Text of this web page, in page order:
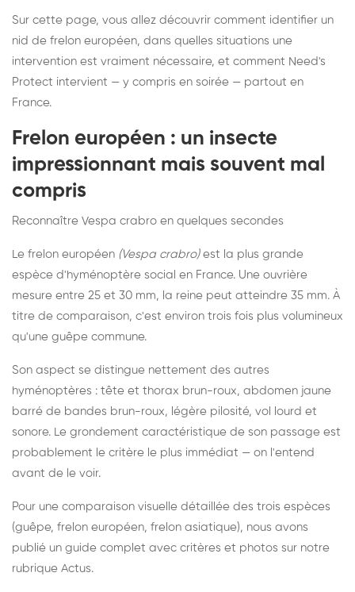
Sur cette page, vous allez découvrir comment identifier un
nid de frelon européen, dans quelles situations une
intervention est vraiment nécessaire, et comment Need's
Protect intervient — y compris en soirée — partout en
France.
Frelon européen : un insecte
impressionnant mais souvent mal
compris
Reconnaître Vespa crabro en quelques secondes
Le frelon européen (Vespa crabro)est la plus grande
espèce d'hyménoptère social en France. Une ouvrière
mesure entre 25 et 30 mm, la reine peut atteindre 35 mm. À
titre de comparaison, c'est environ trois fois plus volumineux
qu'une guêpe commune.
Son aspect se distingue nettement des autres
hyménoptères : tête et thorax brun-roux, abdomen jaune
barré de bandes brun-roux, légère pilosité, vol lourd et
sonore. Le grondement caractéristique de son passage est
probablement le critère le plus immédiat — on l'entend
avant de le voir.
Pour une comparaison visuelle détaillée des trois espèces
(guêpe, frelon européen, frelon asiatique), nous avons
publié un guide complet avec critères et photos sur notre
rubrique Actus.